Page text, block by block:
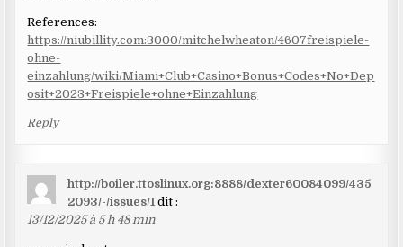
References:
https://niubillity.com:3000/mitchelwheaton/4607freispiele-
ohne-
einzahlung/wiki/Miami+Club+Casino+Bonus+Codes+No+Dep
osit+2023+Freispiele+ohne+Einzahlung
Reply
http://boiler.ttoslinux.org:8888/dexter60084099/435
2093/-/issues/1 dit :
13/12/2025 à 5 h 48 min